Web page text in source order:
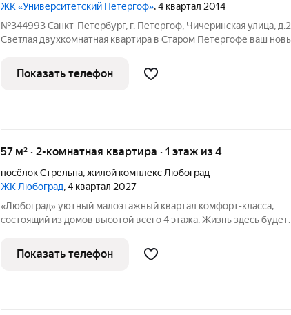
ЖК «Университетский Петергоф», 4 квартал 2014
№344993 Санкт-Петербург, г. Петергоф, Чичеринская улица, д.2
Светлая двухкомнатная квартира в Старом Петергофе ваш новый
светлой квартире, пьёте кофе на лоджии, а за окном живописные
виды
Показать телефон
57 м² · 2-комнатная квартира · 1 этаж из 4
посёлок Стрельна,жилой комплекс Любоград
ЖК Любоград, 4 квартал 2027
«Любоград» уютный малоэтажный квартал комфорт-класса,
состоящий из домов высотой всего 4 этажа. Жизнь здесь будет
ЖК «Любоград» предусмотрена вся инфраструктура для
полноценной и
Показать телефон